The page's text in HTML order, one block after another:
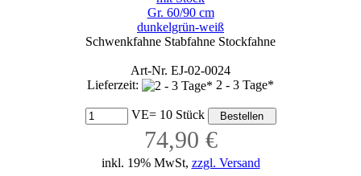
Gr. 60/90 cm
dunkelgrün-weiß
Schwenkfahne Stabfahne Stockfahne
Art-Nr. EJ-02-0024
Lieferzeit:
2 - 3 Tage*
VE= 10 Stück
74,90 €
inkl. 19% MwSt, zzgl. Versand